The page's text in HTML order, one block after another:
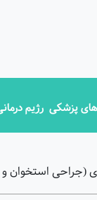
پزشکی رژیم
(جراحی